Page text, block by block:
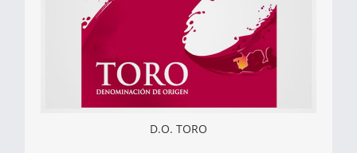
D.O. TORO
obtuvo exactamente el 29 de mayo de 1987. La
zona de producción amparada bajo la
Denominación abarca un total de 6000 Has,
distribuidas en 12 municipios de la provincia de
Zamora y 3 de la provincia de Valladolid.
Más Información